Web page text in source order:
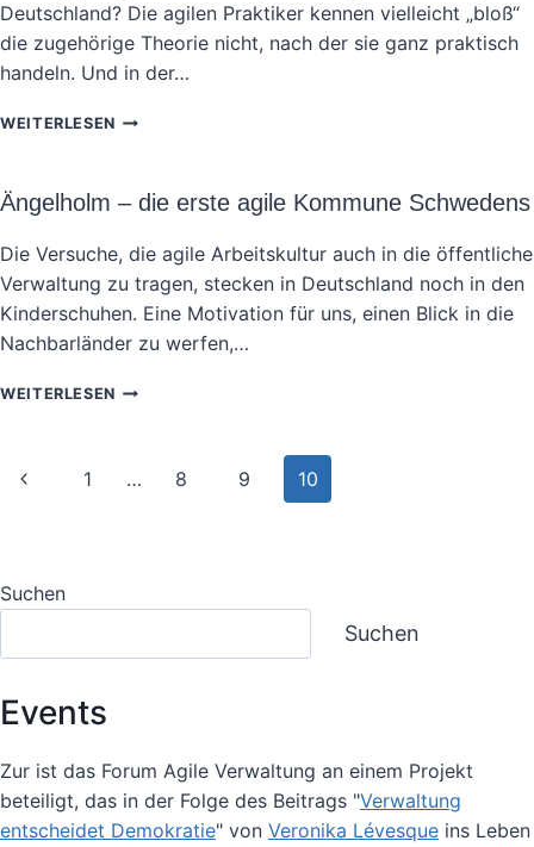
Deutschland? Die agilen Praktiker kennen vielleicht „bloß“
die zugehörige Theorie nicht, nach der sie ganz praktisch
handeln. Und in der…
WEITERLESEN GEMEINDE
SAUERLAND:
EIN
BEISPIEL
FÜR
DIE
ORGANISATION
DER
Ängelholm – die erste agile Kommune Schwedens
Die Versuche, die agile Arbeitskultur auch in die öffentliche
Verwaltung zu tragen, stecken in Deutschland noch in den
Kinderschuhen. Eine Motivation für uns, einen Blick in die
Nachbarländer zu werfen,…
WEITERLESEN ÄNGELHOLM
AGILE
Seitennavigation
Vorherige
1 … 8 9 10
Suchen
Suchen
Events
Zur ist das Forum Agile Verwaltung an einem Projekt
beteiligt, das in der Folge des Beitrags "Verwaltung
entscheidet Demokratie" von Veronika Lévesque ins Leben